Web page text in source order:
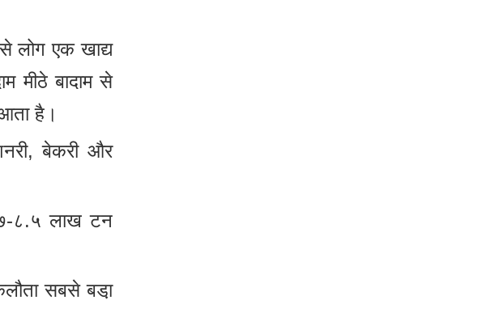
लोग एक खाद्य
मीठे बादाम से
है।
बेकरी और
७-८.५ लाख टन
सबसे बडा़